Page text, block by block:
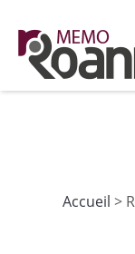
En poursuivant
les
Accueil >